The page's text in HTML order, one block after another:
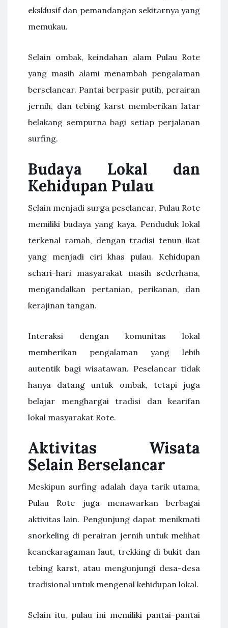
eksklusif dan pemandangan sekitarnya yang
memukau.
Selain ombak, keindahan alam Pulau Rote
yang masih alami menambah pengalaman
berselancar. Pantai berpasir putih, perairan
jernih, dan tebing karst memberikan latar
belakang sempurna bagi setiap perjalanan
surfing.
Budaya Lokal dan
Kehidupan Pulau
Selain menjadi surga peselancar, Pulau Rote
memiliki budaya yang kaya. Penduduk lokal
terkenal ramah, dengan tradisi tenun ikat
yang menjadi ciri khas pulau. Kehidupan
sehari-hari masyarakat masih sederhana,
mengandalkan pertanian, perikanan, dan
kerajinan tangan.
Interaksi dengan komunitas lokal
memberikan pengalaman yang lebih
autentik bagi wisatawan. Peselancar tidak
hanya datang untuk ombak, tetapi juga
belajar menghargai tradisi dan kearifan
lokal masyarakat Rote.
Aktivitas Wisata
Selain Berselancar
Meskipun surfing adalah daya tarik utama,
Pulau Rote juga menawarkan berbagai
aktivitas lain. Pengunjung dapat menikmati
snorkeling di perairan jernih untuk melihat
keanekaragaman laut, trekking di bukit dan
tebing karst, atau mengunjungi desa-desa
tradisional untuk mengenal kehidupan lokal.
Selain itu, pulau ini memiliki pantai-pantai